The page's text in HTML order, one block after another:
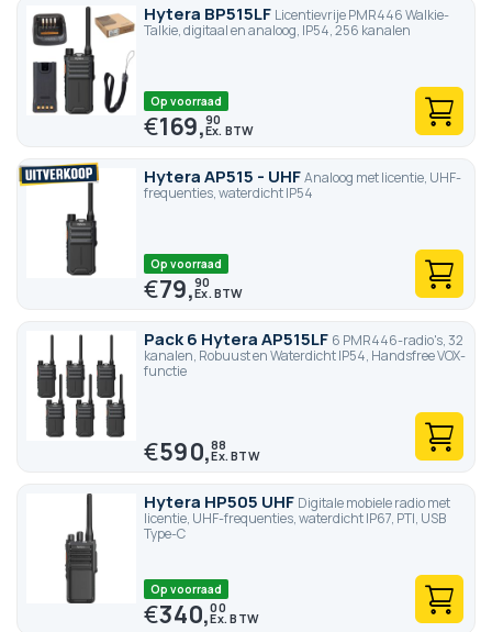
Hytera BP515LF Licentievrije PMR446 Walkie-
Talkie, digitaal en analoog, IP54, 256 kanalen
Op voorraad
€169,90
Hytera AP515 - UHFAnaloog met licentie, UHF-
frequenties, waterdicht IP54
Op voorraad
€79,90
Pack 6 Hytera AP515LF 6 PMR446-radio's, 32
kanalen, Robuust en Waterdicht IP54, Handsfree VOX-
functie
€590,88
Hytera HP505 UHF Digitale mobiele radio met
licentie, UHF-frequenties, waterdicht IP67, PTI, USB
Type-C
Op voorraad
€340,00